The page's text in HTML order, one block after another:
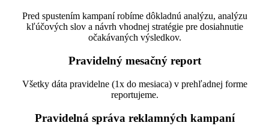
Pred spustením kampaní robíme dôkladnú analýzu, analýzu
kľúčových slov a návrh vhodnej stratégie pre dosiahnutie
očakávaných výsledkov.
Pravidelný mesačný report
Všetky dáta pravidelne (1x do mesiaca) v prehľadnej forme
reportujeme.
Pravidelná správa reklamných kampaní